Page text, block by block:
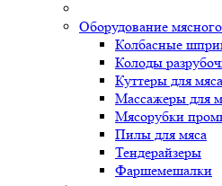
Оборудование
Колбасные
Колоды
Куттеры для мяса
Массажеры для
Мясорубки
Пилы для мяса
Тендерайзеры
Фаршемешалки